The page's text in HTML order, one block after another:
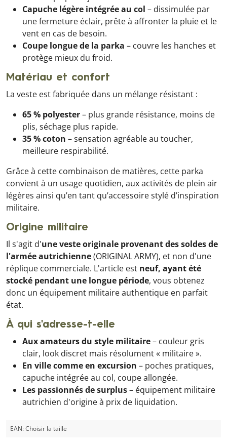
Capuche légère intégrée au col – dissimulée par
une fermeture éclair, prête à affronter la pluie et le
vent en cas de besoin.
Coupe longue de la parka – couvre les hanches et
protège mieux du froid.
Matériau et confort
La veste est fabriquée dans un mélange résistant :
65 % polyester– plus grande résistance, moins de
plis, séchage plus rapide.
35 % coton – sensation agréable au toucher,
meilleure respirabilité.
Grâce à cette combinaison de matières, cette parka
convient à un usage quotidien, aux activités de plein air
légères ainsi qu’en tant qu’accessoire stylé d’inspiration
militaire.
Origine militaire
Il s'agit d'une veste originale provenant des soldes de
l'armée autrichienne(ORIGINAL ARMY), et non d'une
réplique commerciale. L'article est neuf, ayant été
stocké pendant une longue période, vous obtenez
donc un équipement militaire authentique en parfait
état.
À qui s'adresse-t-elle
Aux amateurs du style militaire– couleur gris
clair, look discret mais résolument « militaire ».
En ville comme en excursion – poches pratiques,
capuche intégrée au col, coupe allongée.
Les passionnés de surplus– équipement militaire
autrichien d'origine à prix de liquidation.
EAN:Choisir la taille